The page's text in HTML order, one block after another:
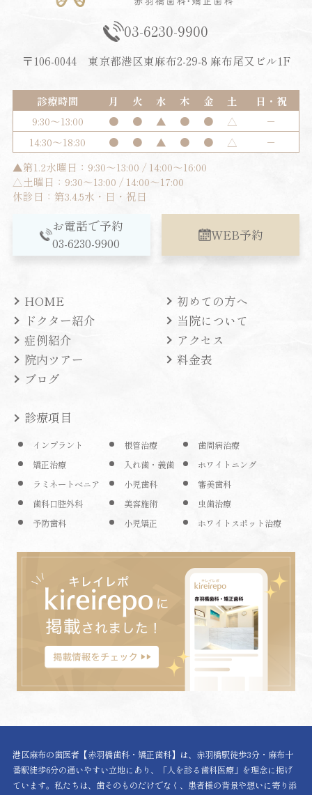
03-6230-9900
〒106-0044 東京都港区東麻布2-29-8 麻布尾又ビル1F
診療時間 月 火 水 木 金 土
日・祝
9:30～13:00
● ● ▲ ● ● △
－
14:30～18:30
● ● ▲ ● ● △
－
▲第1.2水曜日：9:30～13:00 / 14:00～16:00
△土曜日：9:30～13:00 / 14:00～17:00
休診日：第3.4.5水・日・祝日
お電話で予約
03-6230-9900
WEB予約
HOME
初めての方へ
ドクター紹介
当院について
症例紹介
アクセス
院内ツアー
料金表
ブログ
診療項目
インプラント 根管治療
歯周病治療
矯正治療
入れ歯・義歯
ホワイトニング
ラミネートベニア
小児歯科
審美歯科
歯科口腔外科
美容施術
虫歯治療
予防歯科
小児矯正 ホワイトスポット治療
港区麻布の歯医者【赤羽橋歯科・矯正歯科】は、赤羽橋駅徒歩3分・麻布十
番駅徒歩6分の通いやすい立地にあり、「人を診る歯科医療」を理念に掲げ
ています。私たちは、歯そのものだけでなく、患者様の背景や想いに寄り添